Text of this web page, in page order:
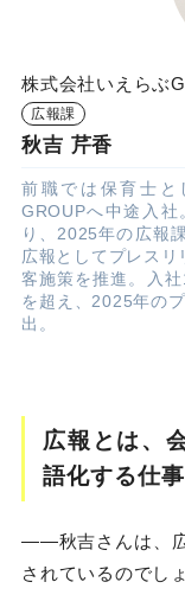
株式会社いえらぶ
広報課
秋吉 芹香
前職では保育士と
GROUPへ中途入
り、2025年の広報
広報としてプレス
客施策を推進。入
を超え、2025年の
出。
広報とは、
語化する仕事
――秋吉さんは、
されているのでし